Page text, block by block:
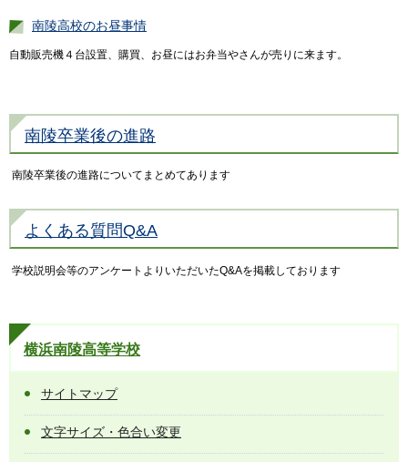
南陵高校のお昼事情
自動販売機４台設置、購買、お昼にはお弁当やさんが売りに来ます。
南陵卒業後の進路
南陵卒業後の進路についてまとめてあります
よくある質問Q&A
学校説明会等のアンケートよりいただいたQ&Aを掲載しております
横浜南陵高等学校
サイトマップ
文字サイズ・色合い変更